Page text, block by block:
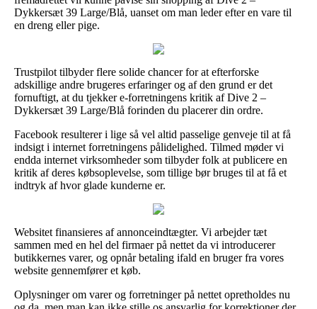
Dykkersæt 39 Large/Blå, uanset om man leder efter en vare til
en dreng eller pige.
Trustpilot tilbyder flere solide chancer for at efterforske
adskillige andre brugeres erfaringer og af den grund er det
fornuftigt, at du tjekker e-forretningens kritik af Dive 2 –
Dykkersæt 39 Large/Blå forinden du placerer din ordre.
Facebook resulterer i lige så vel altid passelige genveje til at få
indsigt i internet forretningens pålidelighed. Tilmed møder vi
endda internet virksomheder som tilbyder folk at publicere en
kritik af deres købsoplevelse, som tillige bør bruges til at få et
indtryk af hvor glade kunderne er.
Websitet finansieres af annonceindtægter. Vi arbejder tæt
sammen med en hel del firmaer på nettet da vi introducerer
butikkernes varer, og opnår betaling ifald en bruger fra vores
website gennemfører et køb.
Oplysninger om varer og forretninger på nettet opretholdes nu